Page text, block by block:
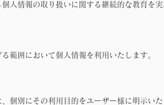
人情報の取り扱いに関する継続的な教育を実
範囲において個人情報を利用いたします。
個別にその利用目的をユーザー様に明示いた